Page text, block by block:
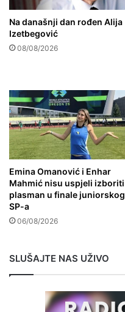
Na današnji dan rođen Alija
Izetbegović
08/08/2026
Emina Omanović i Enhar
Mahmić nisu uspjeli izboriti
plasman u finale juniorskog
SP-a
06/08/2026
SLUŠAJTE NAS UŽIVO